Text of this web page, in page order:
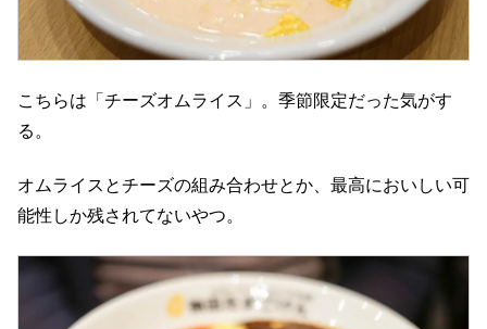
こちらは「チーズオムライス」。季節限定だった気がす
る。
オムライスとチーズの組み合わせとか、最高においしい可
能性しか残されてないやつ。